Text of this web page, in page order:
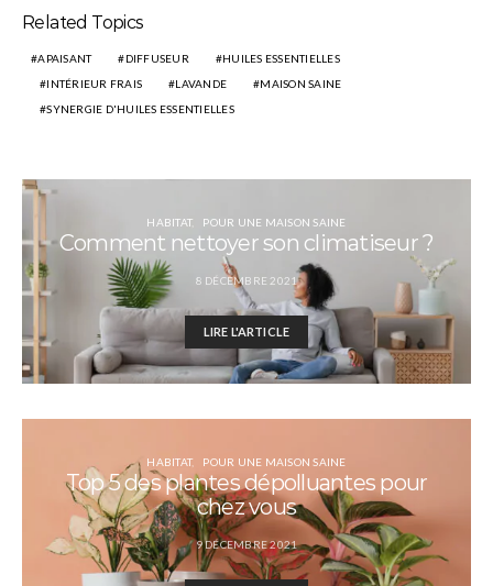
Related Topics
APAISANT DIFFUSEUR
HUILES ESSENTIELLES
INTÉRIEUR FRAIS
LAVANDE
MAISON SAINE
SYNERGIE D'HUILES ESSENTIELLES
HABITAT POUR UNE MAISON SAINE
Comment nettoyer son climatiseur ?
8 DÉCEMBRE 2021
LIRE L'ARTICLE
HABITAT POUR UNE MAISON SAINE
Top 5 des plantes dépolluantes pour
chez vous
9 DÉCEMBRE 2021